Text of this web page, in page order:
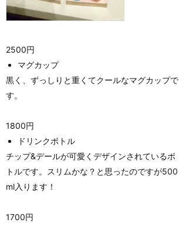
2500円
マグカップ
黒く、ずっしりと重くてクールなマグカップで
す。
1800円
ドリンクボトル
チップ&デールが可愛くデザインされているボ
トルです。スリムかな？と思ったのですが500
ml入ります！
1700円